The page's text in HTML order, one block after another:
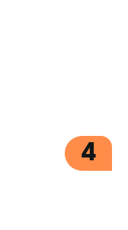
4